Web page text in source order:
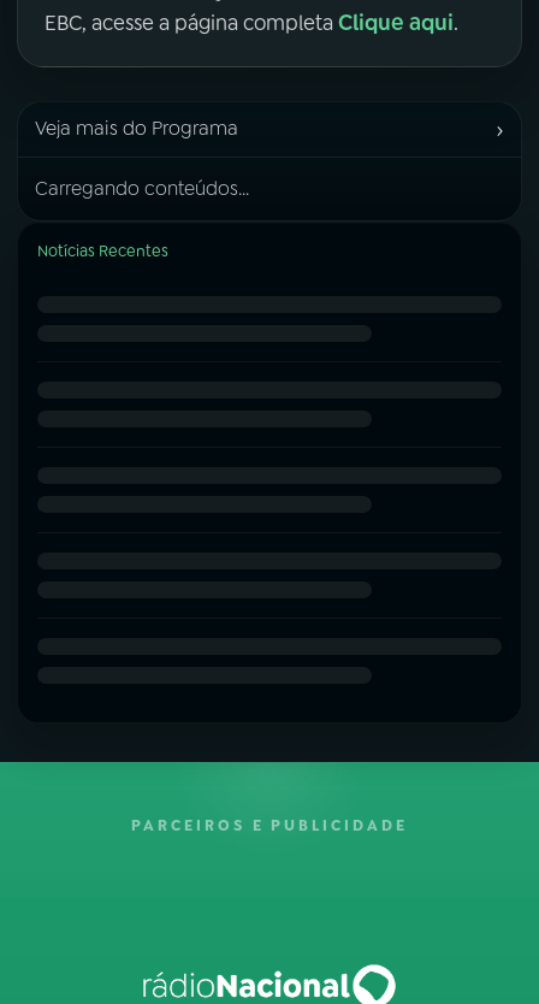
EBC, acesse a página completa Clique aqui.
Veja mais do Programa ›
Carregando conteúdos...
Notícias Recentes
PARCEIROS E PUBLICIDADE